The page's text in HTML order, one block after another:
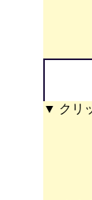
▼ クリ